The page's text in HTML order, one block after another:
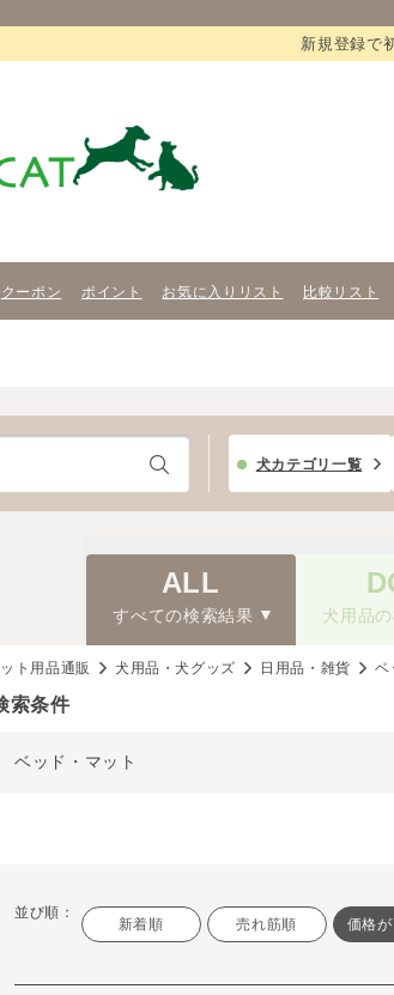
新規登録で
クーポン ポイント お気に入りリスト 比較リスト
犬カテゴリ一覧
ALL
すべての検索結果 犬用品
ト用品通販 犬用品・犬グッズ 日用品・雑貨 ベ
索条件
ベッド・マット
並び順：
新着順 売れ筋順 価格